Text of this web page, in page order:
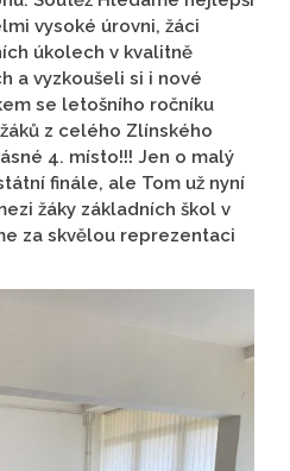
vysoké úrovni, žáci
úkolech v kvalitně
a vyzkoušeli si i nové
se letošního ročníku
z celého Zlínského
4. místo!!! Jen o malý
finále, ale Tom už nyní
žáky základních škol v
za skvělou reprezentaci